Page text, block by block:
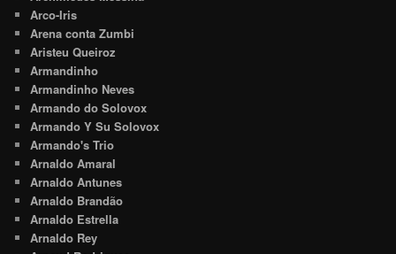
Arco-Iris
Arena conta Zumbi
Aristeu Queiroz
Armandinho
Armandinho Neves
Armando do Solovox
Armando Y Su Solovox
Armando's Trio
Arnaldo Amaral
Arnaldo Antunes
Arnaldo Brandão
Arnaldo Estrella
Arnaldo Rey